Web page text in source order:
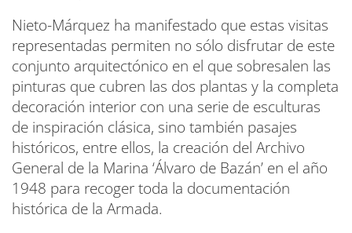
Nieto-Márquez ha manifestado que estas visitas
representadas permiten no sólo disfrutar de este
conjunto arquitectónico en el que sobresalen las
pinturas que cubren las dos plantas y la completa
decoración interior con una serie de esculturas
de inspiración clásica, sino también pasajes
históricos, entre ellos, la creación del Archivo
General de la Marina ‘Álvaro de Bazán’ en el año
1948 para recoger toda la documentación
histórica de la Armada.